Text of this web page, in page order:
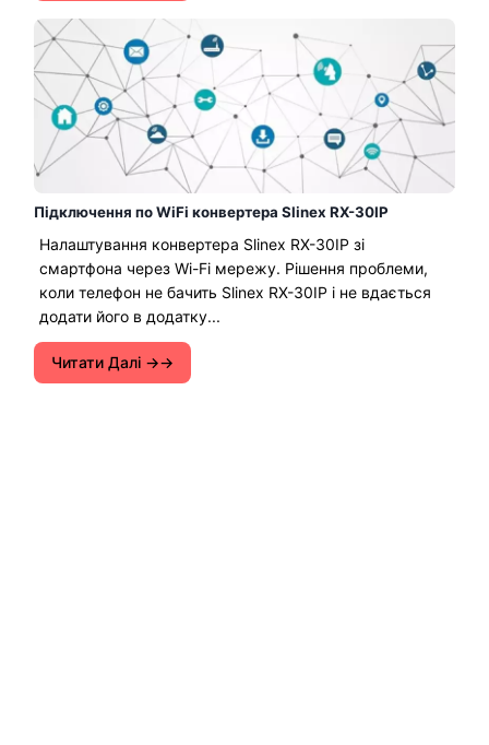
Підключення по WiFi конвертера Slinex RX-30IP
Налаштування конвертера Slinex RX-30IP зі
смартфона через Wi-Fi мережу. Рішення проблеми,
коли телефон не бачить Slinex RX-30IP і не вдається
додати його в додатку...
Читати Далі →